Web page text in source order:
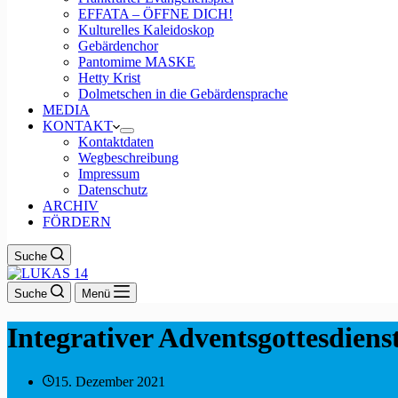
EFFATA – ÖFFNE DICH!
Kulturelles Kaleidoskop
Gebärdenchor
Pantomime MASKE
Hetty Krist
Dolmetschen in die Gebärdensprache
MEDIA
KONTAKT
Kontaktdaten
Wegbeschreibung
Impressum
Datenschutz
ARCHIV
FÖRDERN
Suche
Suche Menü
Integrativer
15. Dezember 2021